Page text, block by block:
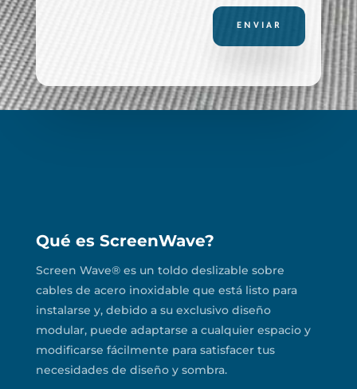
ENVIAR
Qué es ScreenWave?
Screen Wave® es un toldo deslizable sobre
cables de acero inoxidable que está listo para
instalarse y, debido a su exclusivo diseño
modular, puede adaptarse a cualquier espacio y
modificarse fácilmente para satisfacer tus
necesidades de diseño y sombra.